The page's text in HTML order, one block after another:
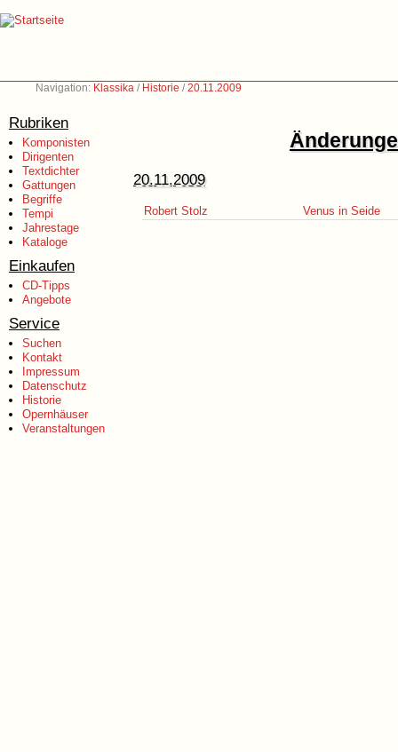
Navigation: Klassika / Historie /20.11.2009
Rubriken
Komponisten
Dirigenten
Textdichter
Gattungen
Begriffe
Tempi
Jahrestage
Kataloge
Einkaufen
CD-Tipps
Angebote
Service
Suchen
Kontakt
Impressum
Datenschutz
Historie
Opernhäuser
Veranstaltungen
20.11.2009
Robert Stolz Venus in Seide